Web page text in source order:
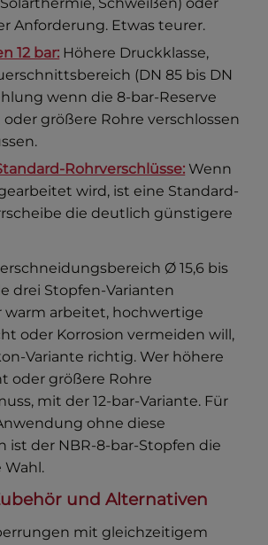
Anforderung. Etwas teurer.
12 bar: Höhere Druckklasse,
(DN 85 bis DN
wenn die 8-bar-Reserve
größere Rohre verschlossen
Rohrverschlüsse: Wenn
wird, ist eine Standard-
die deutlich günstigere
Ø 15,6 bis
drei Stopfen-Varianten
warm arbeitet, hochwertige
oder Korrosion vermeiden will,
Variante richtig. Wer höhere
oder größere Rohre
mit der 12-bar-Variante. Für
ohne diese
ist der NBR-8-bar-Stopfen die
und Alternativen
mit gleichzeitigem